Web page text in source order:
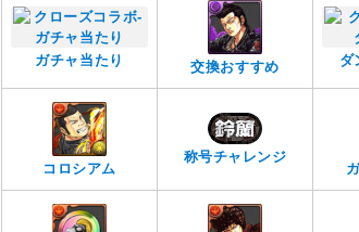
ガチャ当たり 交換おすすめ ダ
コロシアム
称号チャレンジ